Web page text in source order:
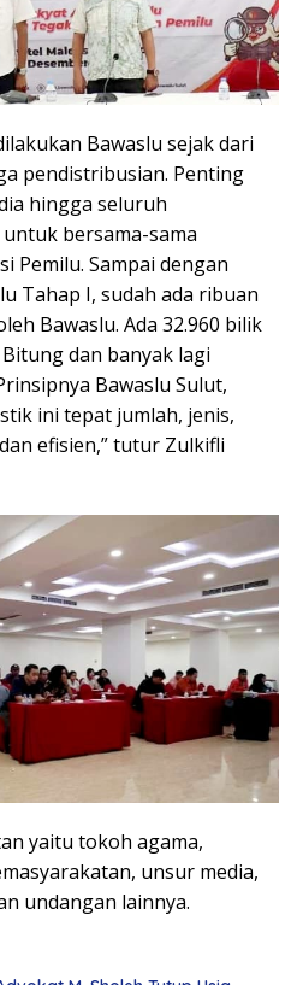
Bawaslu sejak dari
pendistribusian. Penting
hingga seluruh
bersama-sama
Pemilu. Sampai dengan
Tahap I, sudah ada ribuan
Bawaslu. Ada 32.960 bilik
dan banyak lagi
Bawaslu Sulut,
ini tepat jumlah, jenis,
efisien,” tutur Zulkifli
yaitu tokoh agama,
unsur media,
undangan lainnya.